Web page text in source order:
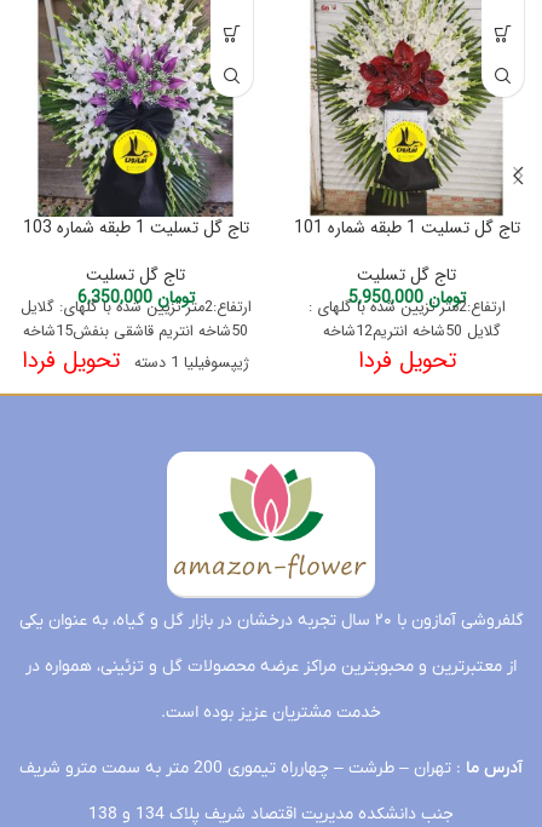
تاج گل تسلیت 1 طبقه شماره 101
تاج گل تسلیت
تومان5,950,000
ارتفاع:2متر تزیین شده با گلهای :
گلایل 50شاخه انتریم12شاخه
تحویل فردا
تاج گل تسلیت 1 طبقه شماره 103
تاج گل تسلیت
تومان6,350,000
ارتفاع:2متر تزیین شده با گلهای: گلایل
50شاخه انتریم قاشقی بنفش15شاخه
ژیپسوفیلیا 1 دسته
تحویل فردا
گلفروشی آمازون با ۲۰ سال تجربه درخشان در بازار گل و گیاه، به عنوان یکی
از معتبرترین و محبوبترین مراکز عرضه محصولات گل و تزئینی، همواره در
خدمت مشتریان عزیز بوده است.
آدرس ما
: تهران – طرشت – چهارراه تیموری 200 متر به سمت مترو شریف
جنب دانشکده مدیریت اقتصاد شریف پلاک 134 و 138